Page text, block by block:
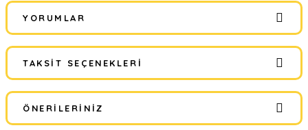
YORUMLAR
Bu ürüne ilk yorumu siz yapın!
Yorum Yaz
TAKSIT SEÇENEKLERI
ÖNERILERINIZ